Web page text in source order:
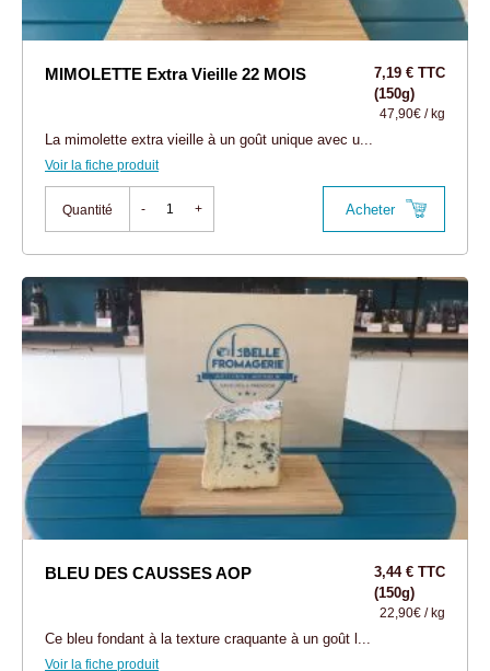
MIMOLETTE Extra Vieille 22 MOIS
7,19 € TTC
(150g)
47,90€ / kg
La mimolette extra vieille à un goût unique avec u...
Voir la fiche produit
Quantité - + Acheter
BLEU DES CAUSSES AOP
3,44 € TTC
(150g)
22,90€ / kg
Ce bleu fondant à la texture craquante à un goût l...
Voir la fiche produit